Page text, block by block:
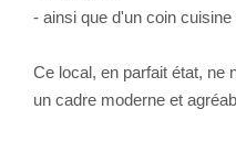
- ainsi que d'un coin cuisine
Ce local, en parfait état, ne
un cadre moderne et